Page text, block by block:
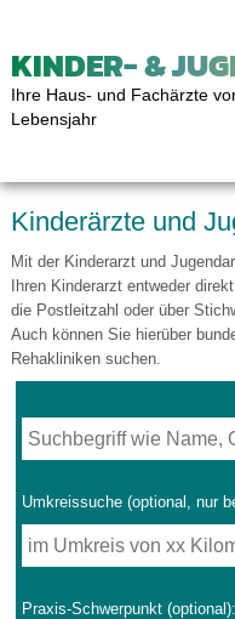
KINDER- &
Ihre Haus- und Fachärzte
Lebensjahr
Kinderärzte und
Mit der Kinderarzt und
Ihren Kinderarzt entweder
die Postleitzahl oder über
Auch können Sie hierüber
Rehakliniken suchen.
Umkreissuche (optional, nur
Praxis-Schwerpunkt (optional):